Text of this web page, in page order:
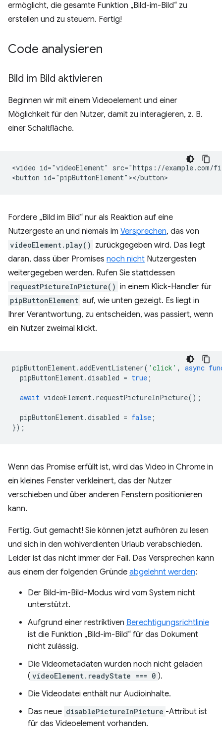
ermöglicht, die gesamte Funktion „Bild-im-Bild“ zu
erstellen und zu steuern. Fertig!
Code analysieren
Bild im Bild aktivieren
Beginnen wir mit einem Videoelement und einer
Möglichkeit für den Nutzer, damit zu interagieren, z. B.
einer Schaltfläche.
<video id="videoElement" src="https://example.com/
Fordere „Bild im Bild“ nur als Reaktion auf eine
Nutzergeste an und niemals im Versprechen, das von
videoElement.play() zurückgegeben wird. Das liegt
daran, dass über Promises noch nicht Nutzergesten
weitergegeben werden. Rufen Sie stattdessen
requestPictureInPicture() in einem Klick-Handler für
pipButtonElement auf, wie unten gezeigt. Es liegt in
Ihrer Verantwortung, zu entscheiden, was passiert, wenn
ein Nutzer zweimal klickt.
pipButtonElement.addEventListener( 'click' , async
pipButtonElement.disabled = true ;
await videoElement. requestPictureInPicture();
pipButtonElement.disabled = false ;
});
Wenn das Promise erfüllt ist, wird das Video in Chrome in
ein kleines Fenster verkleinert, das der Nutzer
verschieben und über anderen Fenstern positionieren
kann.
Fertig. Gut gemacht! Sie können jetzt aufhören zu lesen
und sich in den wohlverdienten Urlaub verabschieden.
Leider ist das nicht immer der Fall. Das Versprechen kann
aus einem der folgenden Gründe abgelehnt werden:
Der Bild-im-Bild-Modus wird vom System nicht
unterstützt.
Aufgrund einer restriktiven Berechtigungsrichtlinie
ist die Funktion „Bild-im-Bild“ für das Dokument
nicht zulässig.
Die Videometadaten wurden noch nicht geladen
( videoElement.readyState === 0 ).
Die Videodatei enthält nur Audioinhalte.
Das neue disablePictureInPicture -Attribut ist
für das Videoelement vorhanden.